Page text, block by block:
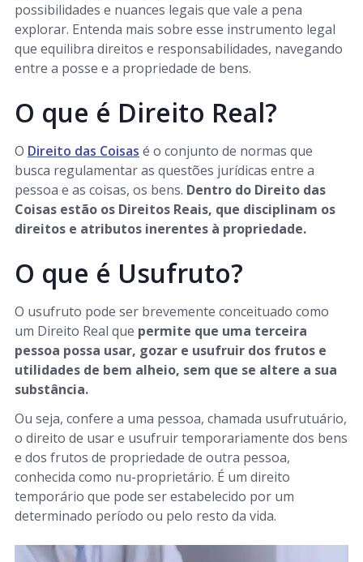
possibilidades e nuances legais que vale a pena
explorar. Entenda mais sobre esse instrumento legal
que equilibra direitos e responsabilidades, navegando
entre a posse e a propriedade de bens.
O que é Direito Real?
O Direito das Coisas é o conjunto de normas que
busca regulamentar as questões jurídicas entre a
pessoa e as coisas, os bens. Dentro do Direito das
Coisas estão os Direitos Reais, que disciplinam os
direitos e atributos inerentes à propriedade.
O que é Usufruto?
O usufruto pode ser brevemente conceituado como
um Direito Real que permite que uma terceira
pessoa possa usar, gozar e usufruir dos frutos e
utilidades de bem alheio, sem que se altere a sua
substância.
Ou seja, confere a uma pessoa, chamada usufrutuário,
o direito de usar e usufruir temporariamente dos bens
e dos frutos de propriedade de outra pessoa,
conhecida como nu-proprietário. É um direito
temporário que pode ser estabelecido por um
determinado período ou pelo resto da vida.